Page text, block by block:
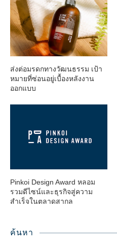
ส่งต่อมรดกทางวัฒนธรรม เป้า
หมายที่ซ่อนอยู่เบื้องหลังงาน
ออกแบบ
Pinkoi Design Award หลอม
รวมดีไซน์และธุรกิจสู่ความ
สำเร็จในตลาดสากล
ค้นหา